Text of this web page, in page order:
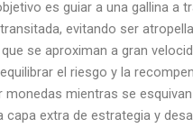
es guiar a una gallina a
evitando ser
se aproximan a gran
el riesgo y la
monedas mientras se
capa extra de estrategia y